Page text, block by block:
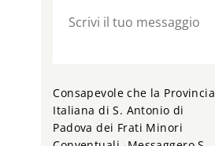
Consapevole che la Provincia
Italiana di S. Antonio di
Padova dei Frati Minori